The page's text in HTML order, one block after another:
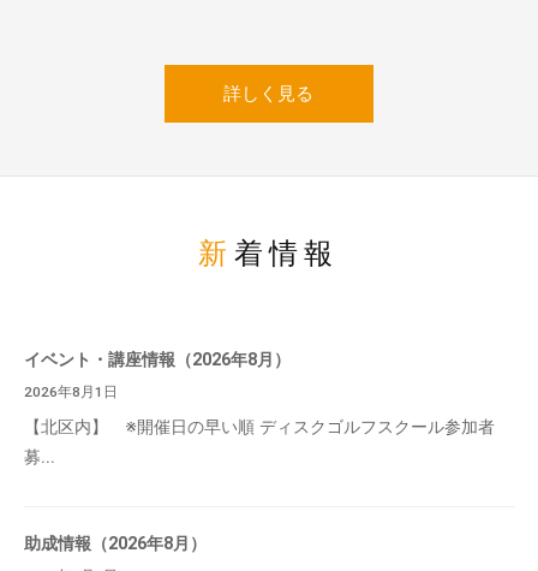
詳しく見る
新着情報
イベント・講座情報（2026年8月）
2026年8月1日
【北区内】 ※開催日の早い順 ディスクゴルフスクール参加者
募...
助成情報（2026年8月）